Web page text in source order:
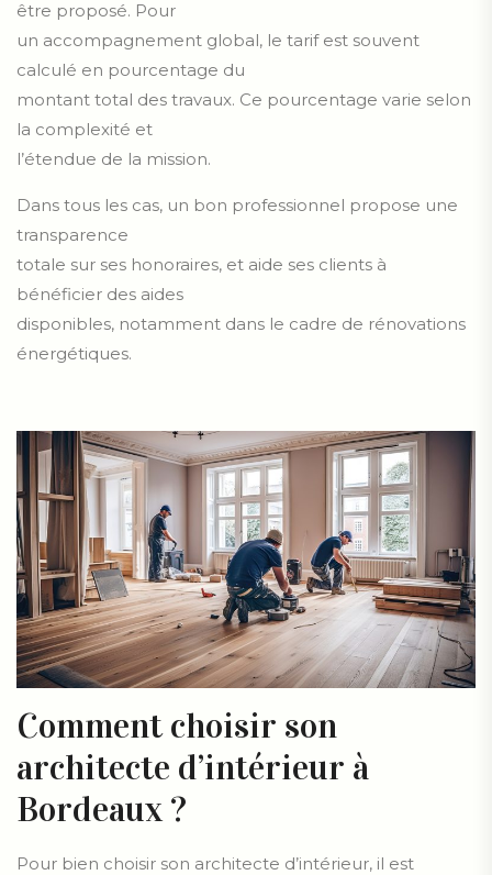
être proposé. Pour
un accompagnement global, le tarif est souvent
calculé en pourcentage du
montant total des travaux. Ce pourcentage varie selon
la complexité et
l’étendue de la mission.
Dans tous les cas, un bon professionnel propose une
transparence
totale sur ses honoraires, et aide ses clients à
bénéficier des aides
disponibles, notamment dans le cadre de rénovations
énergétiques.
Comment choisir son
architecte d’intérieur à
Bordeaux ?
Pour bien choisir son architecte d’intérieur, il est